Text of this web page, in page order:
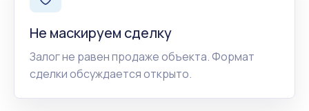
Не маскируем сделку
Залог не равен продаже объекта. Формат
сделки обсуждается открыто.